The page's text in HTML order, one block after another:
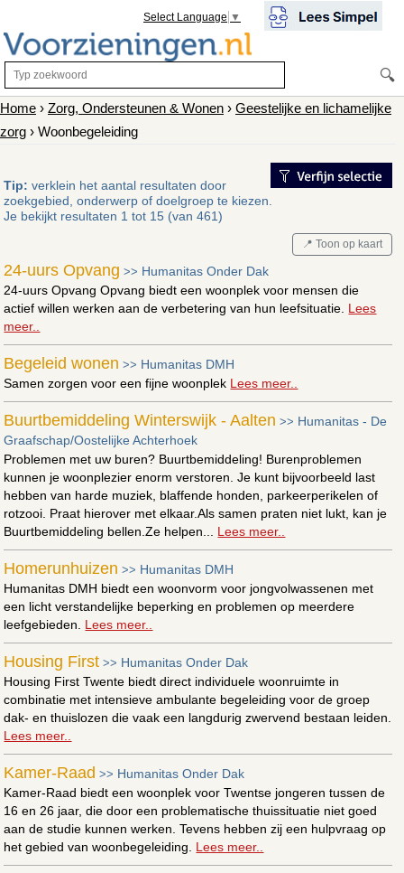
Select Language ▼
🔍
Home › Zorg, Ondersteunen & Wonen › Geestelijke en lichamelijke
zorg › Woonbegeleiding
Tip: verklein het aantal resultaten door
zoekgebied, onderwerp of doelgroep te kiezen.
Je bekijkt resultaten 1 tot 15 (van 461)
📍 Toon op kaart
24-uurs Opvang >> Humanitas Onder Dak
24-uurs Opvang Opvang biedt een woonplek voor mensen die
actief willen werken aan de verbetering van hun leefsituatie. Lees
meer..
Begeleid wonen >> Humanitas DMH
Samen zorgen voor een fijne woonplek Lees meer..
Buurtbemiddeling Winterswijk - Aalten >> Humanitas - De
Graafschap/Oostelijke Achterhoek
Problemen met uw buren? Buurtbemiddeling! Burenproblemen
kunnen je woonplezier enorm verstoren. Je kunt bijvoorbeeld last
hebben van harde muziek, blaffende honden, parkeerperikelen of
rotzooi. Praat hierover met elkaar.Als samen praten niet lukt, kan je
Buurtbemiddeling bellen.Ze helpen... Lees meer..
Homerunhuizen >> Humanitas DMH
Humanitas DMH biedt een woonvorm voor jongvolwassenen met
een licht verstandelijke beperking en problemen op meerdere
leefgebieden. Lees meer..
Housing First >> Humanitas Onder Dak
Housing First Twente biedt direct individuele woonruimte in
combinatie met intensieve ambulante begeleiding voor de groep
dak- en thuislozen die vaak een langdurig zwervend bestaan leiden.
Lees meer..
Kamer-Raad >> Humanitas Onder Dak
Kamer-Raad biedt een woonplek voor Twentse jongeren tussen de
16 en 26 jaar, die door een problematische thuissituatie niet goed
aan de studie kunnen werken. Tevens hebben zij een hulpvraag op
het gebied van woonbegeleiding. Lees meer..